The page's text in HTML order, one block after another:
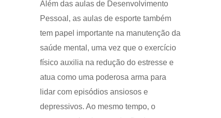
Além das aulas de Desenvolvimento
Pessoal, as aulas de esporte também
tem papel importante na manutenção da
saúde mental, uma vez que o exercício
físico auxilia na redução do estresse e
atua como uma poderosa arma para
lidar com episódios ansiosos e
depressivos. Ao mesmo tempo, o